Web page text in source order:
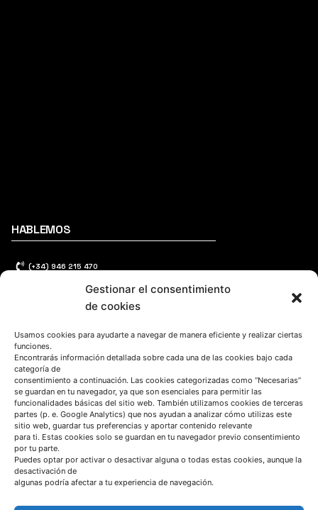
Gestionar el consentimiento
de cookies
Usamos cookies para ayudarte a navegar de manera eficiente y realizar ciertas
funciones.
Encontrarás información detallada sobre cada una de las cookies bajo cada
categoría de
consentimiento a continuación. Las cookies categorizadas como “Necesarias”
se guardan en tu navegador, ya que son esenciales para permitir las
funcionalidades básicas del sitio web. También utilizamos cookies de terceras
partes (p. e. Google Analytics) que nos ayudan a analizar cómo utilizas este
sitio web, guardar tus preferencias y aportar contenido relevante
para ti. Estas cookies solo se guardan en tu navegador previo consentimiento
por tu parte.
Puedes optar por activar o desactivar alguna o todas estas cookies, aunque la
desactivación de
algunas podría afectar a tu experiencia de navegación.
HABLEMOS
(+34) 946 215 470
Cómo llegar a AZTERLAN
SÍGUENOS
Suscríbete a nuestras noticias